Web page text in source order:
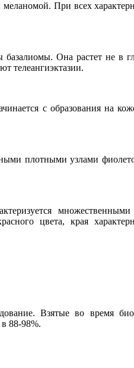
При всех
базалиомы. Она растет не в
телеангиэктазии.
с образования на
плотными узлами
цвета, края
Взятые во время
88-98%.